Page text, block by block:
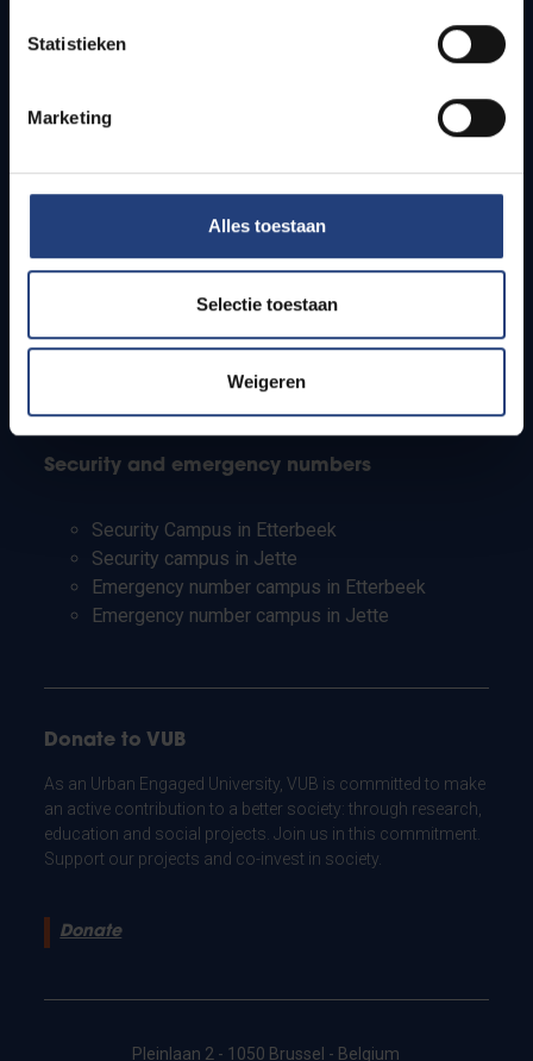
Statistieken
Marketing
Alles toestaan
Selectie toestaan
Weigeren
How to get to the VUB campuses
Students
PhD students
Teachers and secondary schools
Working students
Security and emergency numbers
Security Campus in Etterbeek
Security campus in Jette
Emergency number campus in Etterbeek
Emergency number campus in Jette
Donate to VUB
As an Urban Engaged University, VUB is committed to make
an active contribution to a better society: through research,
education and social projects. Join us in this commitment.
Support our projects and co-invest in society.
Donate
Pleinlaan 2 - 1050 Brussel - Belgium